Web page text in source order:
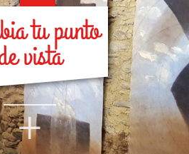
tu punto
vista
+